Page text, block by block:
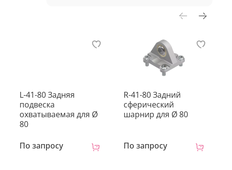
L-41-80 Задняя
подвеска
охватываемая для Ø
80
По запросу
R-41-80 Задний
сферический
шарнир для Ø 80
По запросу